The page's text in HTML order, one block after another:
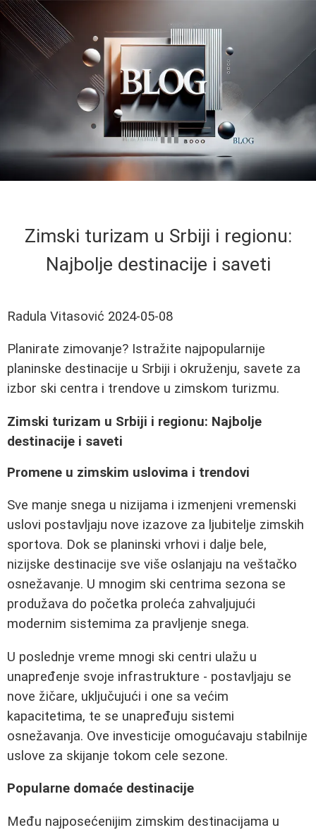
Zimski turizam u Srbiji i regionu:
Najbolje destinacije i saveti
Radula Vitasović 2024-05-08
Planirate zimovanje? Istražite najpopularnije
planinske destinacije u Srbiji i okruženju, savete za
izbor ski centra i trendove u zimskom turizmu.
Zimski turizam u Srbiji i regionu: Najbolje
destinacije i saveti
Promene u zimskim uslovima i trendovi
Sve manje snega u nizijama i izmenjeni vremenski
uslovi postavljaju nove izazove za ljubitelje zimskih
sportova. Dok se planinski vrhovi i dalje bele,
nizijske destinacije sve više oslanjaju na veštačko
osnežavanje. U mnogim ski centrima sezona se
produžava do početka proleća zahvaljujući
modernim sistemima za pravljenje snega.
U poslednje vreme mnogi ski centri ulažu u
unapređenje svoje infrastrukture - postavljaju se
nove žičare, uključujući i one sa većim
kapacitetima, te se unapređuju sistemi
osnežavanja. Ove investicije omogućavaju stabilnije
uslove za skijanje tokom cele sezone.
Popularne domaće destinacije
Među najposećenijim zimskim destinacijama u